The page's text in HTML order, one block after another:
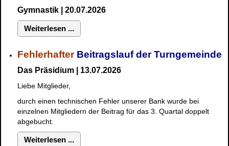
Gymnastik | 20.07.2026
Weiterlesen ...
FehlerhafterBeitragslauf der Turngemeinde
Das Präsidium | 13.07.2026
Liebe Mitglieder,
durch einen technischen Fehler unserer Bank wurde bei
einzelnen Mitgliedern der Beitrag für das 3. Quartal doppelt
abgebucht.
Weiterlesen ...